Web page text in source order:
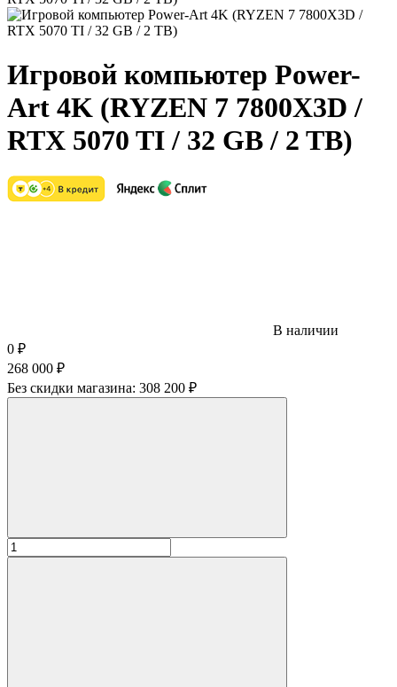
Игровой компьютер Power-
Art 4K (RYZEN 7 7800X3D /
RTX 5070 TI / 32 GB / 2 TB)
В наличии
0 ₽
268 000 ₽
Без скидки магазина: 308 200 ₽